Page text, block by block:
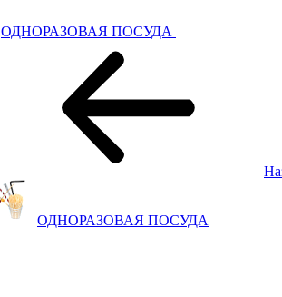
ОДНОРАЗОВАЯ ПОСУДА
ОДНОРАЗОВАЯ ПОСУДА